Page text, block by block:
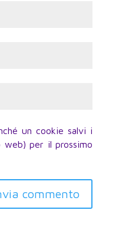
un cookie salvi i
per il prossimo